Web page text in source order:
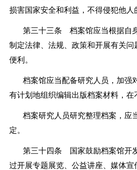
损害国家安全和利益，不得侵犯他人
第三十三条 档案馆应当根据自
制定法律、法规、政策和开展有关问
便利。
档案馆应当配备研究人员，加强
有计划地组织编辑出版档案材料，在
档案研究人员研究整理档案，应
定。
第三十四条 国家鼓励档案馆开
过开展专题展览、公益讲座、媒体宣